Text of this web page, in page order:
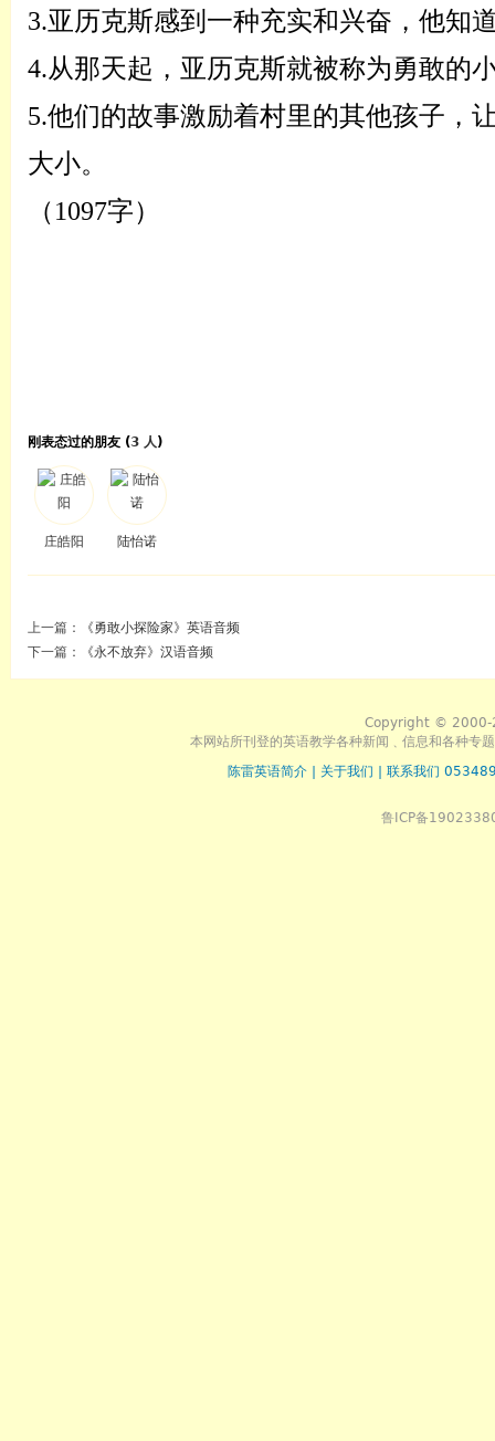
3.亚历克斯感到一种充实和兴奋，他知
4.从那天起，亚历克斯就被称为勇敢的
5.他们的故事激励着村里的其他孩子，
大小。
（1097字）
刚表态过的朋友 (3 人)
庄皓阳 陆怡诺
上一篇：
《勇敢小探险家》英语音频
下一篇：
《永不放弃》汉语音频
Copyright © 2000-
本网站所刊登的英语教学各种新闻﹑信息和各种专
陈雷英语简介
关于我们 联系我们
鲁ICP备